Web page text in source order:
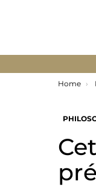
You are
Home